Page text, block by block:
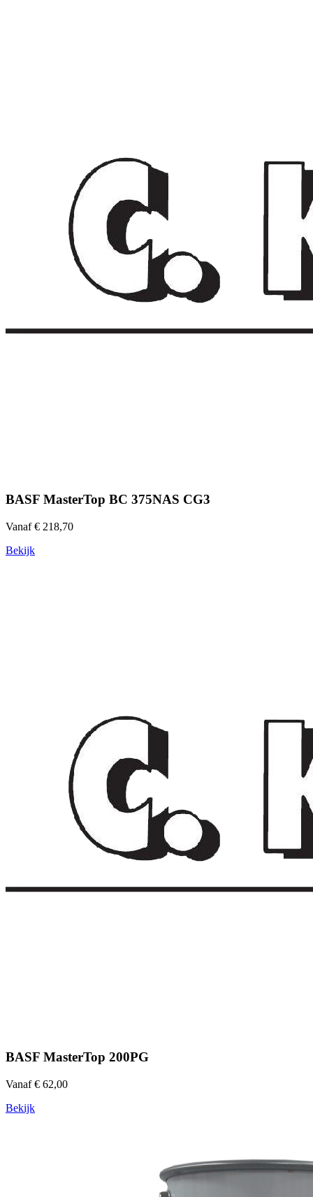
BASF MasterTop BC 375NAS CG3
Vanaf € 218,70
Bekijk
BASF MasterTop 200PG
Vanaf € 62,00
Bekijk